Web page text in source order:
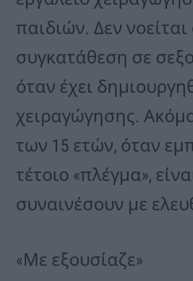
παιδιών. Δεν
συγκατάθεση σε
όταν έχει
χειραγώγησης.
των 15 ετών, όταν
τέτοιο «πλέγμα»,
συναινέσουν με
«Με εξουσίαζε»